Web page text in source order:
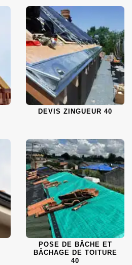
DEVIS ZINGUEUR 40
POSE DE BÂCHE ET
BÂCHAGE DE TOITURE
40